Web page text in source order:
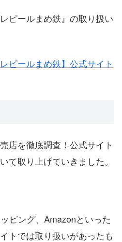
ピールまめ鉄』の取り扱い
レピールまめ鉄】公式サイト
店を徹底調査！公式サイト
て取り上げていきました。
ピング、Amazonといった
トでは取り扱いがあったも